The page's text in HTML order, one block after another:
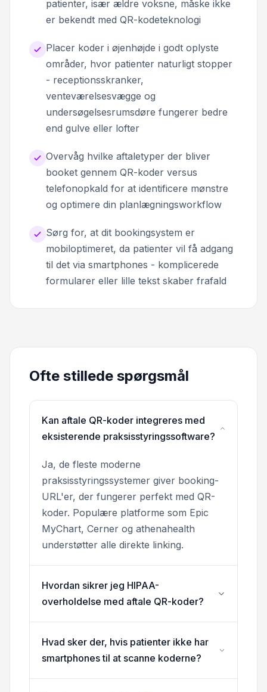
patienter, især ældre voksne, måske ikke
er bekendt med QR-kodeteknologi
Placer koder i øjenhøjde i godt oplyste
områder, hvor patienter naturligt stopper
- receptionsskranker,
venteværelsesvægge og
undersøgelsesrumsdøre fungerer bedre
end gulve eller lofter
Overvåg hvilke aftaletyper der bliver
booket gennem QR-koder versus
telefonopkald for at identificere mønstre
og optimere din planlægningsworkflow
Sørg for, at dit bookingsystem er
mobiloptimeret, da patienter vil få adgang
til det via smartphones - komplicerede
formularer eller lille tekst skaber frafald
Ofte stillede spørgsmål
Kan aftale QR-koder integreres med
eksisterende praksisstyringssoftware?
Ja, de fleste moderne
praksisstyringssystemer giver booking-
URL'er, der fungerer perfekt med QR-
koder. Populære platforme som Epic
MyChart, Cerner og athenahealth
understøtter alle direkte linking.
Hvordan sikrer jeg HIPAA-
overholdelse med aftale QR-koder?
Hvad sker der, hvis patienter ikke har
smartphones til at scanne koderne?